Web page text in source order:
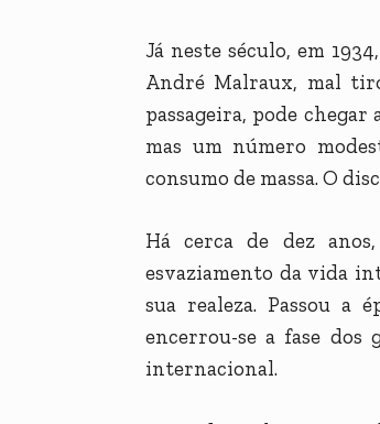
Já neste século, em
André Malraux, mal
passageira, pode
mas um número
consumo de massa. O
Há cerca de dez
esvaziamento da vida
sua realeza. Passou a
encerrou-se a fase dos
internacional.